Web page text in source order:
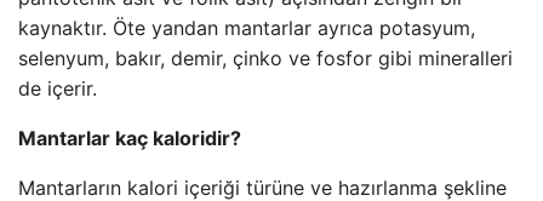
kaynaktır. Öte yandan mantarlar ayrıca potasyum,
selenyum, bakır, demir, çinko ve fosfor gibi mineralleri
de içerir.
Mantarlar kaç kaloridir?
Mantarların kalori içeriği türüne ve hazırlanma şekline